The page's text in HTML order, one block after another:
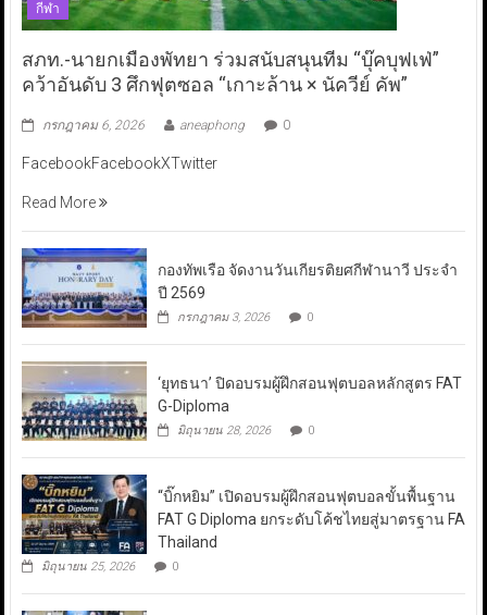
กีฬา
สภท.-นายกเมืองพัทยา ร่วมสนับสนุนทีม “บุ๊คบุฟเฟ่”
คว้าอันดับ 3 ศึกฟุตซอล “เกาะล้าน × นัควีย์ คัพ”
กรกฎาคม 6, 2026 aneaphong 0
FacebookFacebookXTwitter
Read More
กองทัพเรือ จัดงานวันเกียรติยศกีฬานาวี ประจำ
ปี 2569
กรกฎาคม 3, 2026 0
‘ยุทธนา’ ปิดอบรมผู้ฝึกสอนฟุตบอลหลักสูตร FAT
G-Diploma
มิถุนายน 28, 2026 0
“บิ๊กหยิม” เปิดอบรมผู้ฝึกสอนฟุตบอลขั้นพื้นฐาน
FAT G Diploma ยกระดับโค้ชไทยสู่มาตรฐาน FA
Thailand
มิถุนายน 25, 2026 0